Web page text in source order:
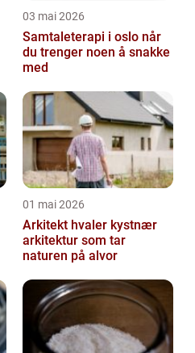
03 mai 2026
Samtaleterapi i oslo når
du trenger noen å snakke
med
01 mai 2026
Arkitekt hvaler kystnær
arkitektur som tar
naturen på alvor